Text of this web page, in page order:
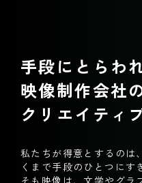
手段にとらわ
映像制作会社
クリエイティ
私たちが得意とするのは
くまで手段のひとつにす
そも映像は、文学やグラ